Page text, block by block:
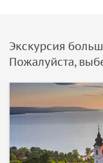
Экскурсия
Пожалуйста,